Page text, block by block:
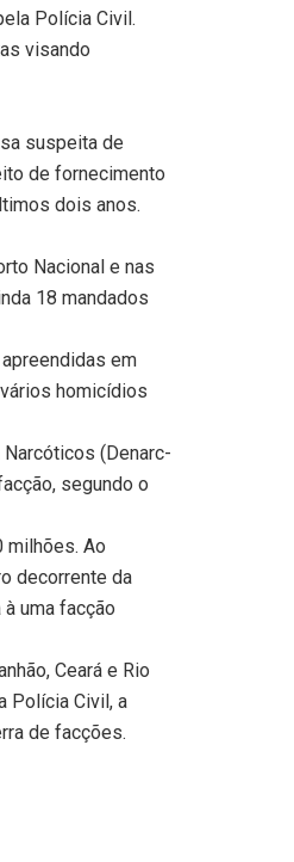
Polícia Civil.
visando
suspeita de
de fornecimento
dois anos.
Nacional e nas
18 mandados
em
homicídios
(Denarc-
segundo o
milhões. Ao
decorrente da
uma facção
Ceará e Rio
Polícia Civil, a
de facções.